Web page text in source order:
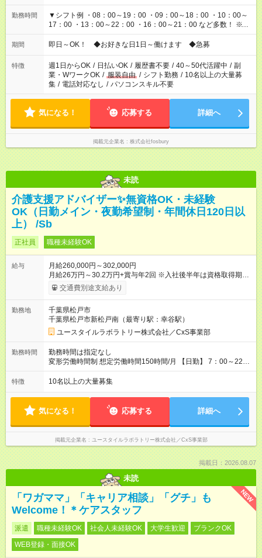
勤務時間
▼シフト例 ・08：00～19：00 ・09：00～18：00 ・10：00～
17：00 ・13：00～22：00 ・16：00～21：00 など多数！ ※お
仕事により勤務時間が異なります
期間 即日～OK！ ◆お好きな日1日～働けます ◆急募
特徴 週1日からOK / 日払いOK / 履歴書不要 / 40～50代活躍中 / 副
業・WワークOK / 服装自由 / シフト勤務 / 10名以上の大量募
集 / 電話対応なし / パソコンスキル不要
気になる！ 応募する 詳細へ
掲載元企業名 株式会社fosbury
未読
介護支援アドバイザー✨無資格OK・未経験
OK（日勤メイン・夜勤希望制・年間休日120日以
上） /Sb
正社員 職種未経験OK
給与
月給260,000円～302,000円
月給26万円～30.2万円+賞与年2回 ※入社後半年は資格取得期間
として研修月給22.9万円～になる場合がございます。 （保有資
格・経験等により変動） 【入社後のモデル月収】 ［入社］ 無
／月収26万円 ［入社3年］ エリアリーダー・介護福祉士／月
収30.2万円 ［入社3年目以降］ ジュニアコーディネー／月収
36.5万円以上 ※経験・能力等を考慮。 【試用期間】試用期間あ
り 試用期間の長さ：2ヶ月 雇用形態、給与は本採用時と同じで
す。
交通費別途支給あり
勤務地
千葉県松戸市
千葉県松戸市新松戸南（最寄り駅：幸谷駅）
ユースタイルラボラトリー株式会社／CxS事業部
勤務時間
勤務時間は指定なし
変形労働時間制 想定労働時間150時間/月 【日勤】 7：00～22：
00の間で7.5時間勤務／休憩1時間 【夜勤】 17：00～翌10：00
の15時間勤務／休憩2時間 ※勤務時間は各施設のシフトによるシ
程度）
特徴 10名以上の大量募集
気になる！ 応募する 詳細へ
掲載元企業名 ユースタイルラボラトリー株式会社／CxS事業部
掲載日：2026.08.07
未読
NEW
「ワガママ」「キャリア相談」「グチ」も
Welcome！＊ケアスタッフ
派遣 職種未経験OK 社会人未経験OK 大学生歓迎
ブランクOK
WEB登録・面接OK